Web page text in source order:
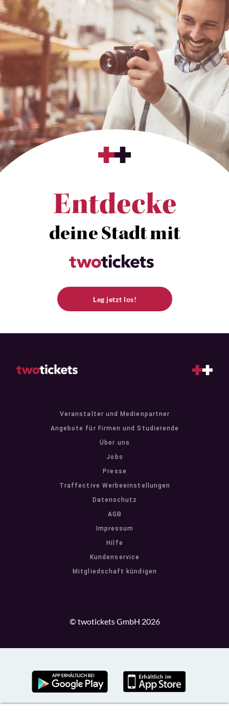
Entdecke
deine Stadt mit
Leg jetzt los!
Veranstalter und Medienpartner
Angebote für Firmen und Studierende
Über uns
Jobs
Presse
Traffective Werbeeinstellungen
Datenschutz
AGB
Impressum
Hilfe
Kundenservice
Mitgliedschaft kündigen
© twotickets GmbH 2026